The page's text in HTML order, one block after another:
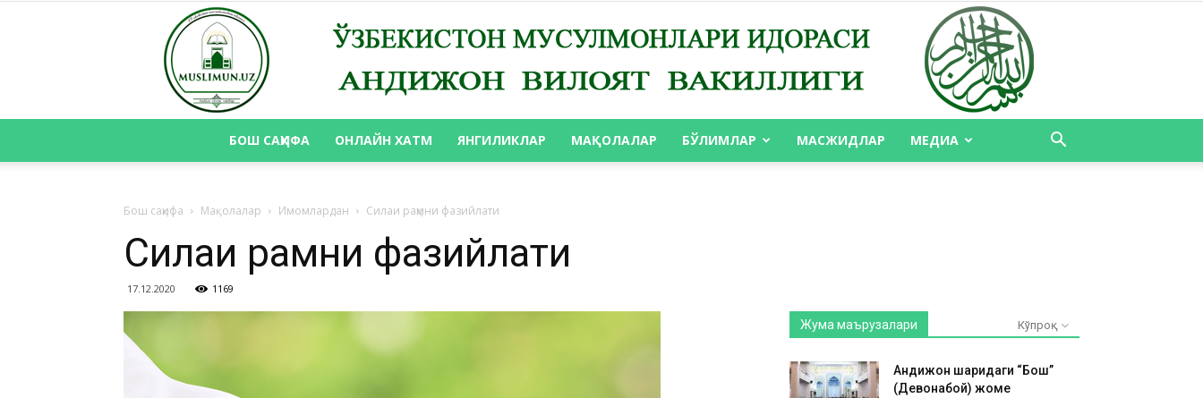
БОШ САҲИФА ОНЛАЙН ХАТМ ЯНГИЛИКЛАР МАҚОЛАЛАР БЎЛИМЛАР МАСЖИДЛАР МЕДИА
Бош саҳифа Мақолалар Имомлардан Силаи раҳмни фазийлати
Силаи раҳмни фазийлати
17.12.2020 1169
Жума маърузалари Кўпроқ
Андижон шаҳридаги “Бош”
(Девонабой) жоме